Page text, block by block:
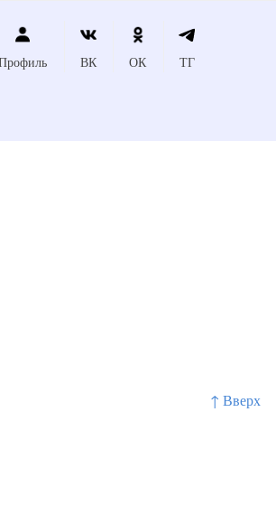
↑ Вверх
ВК ОК ТГ